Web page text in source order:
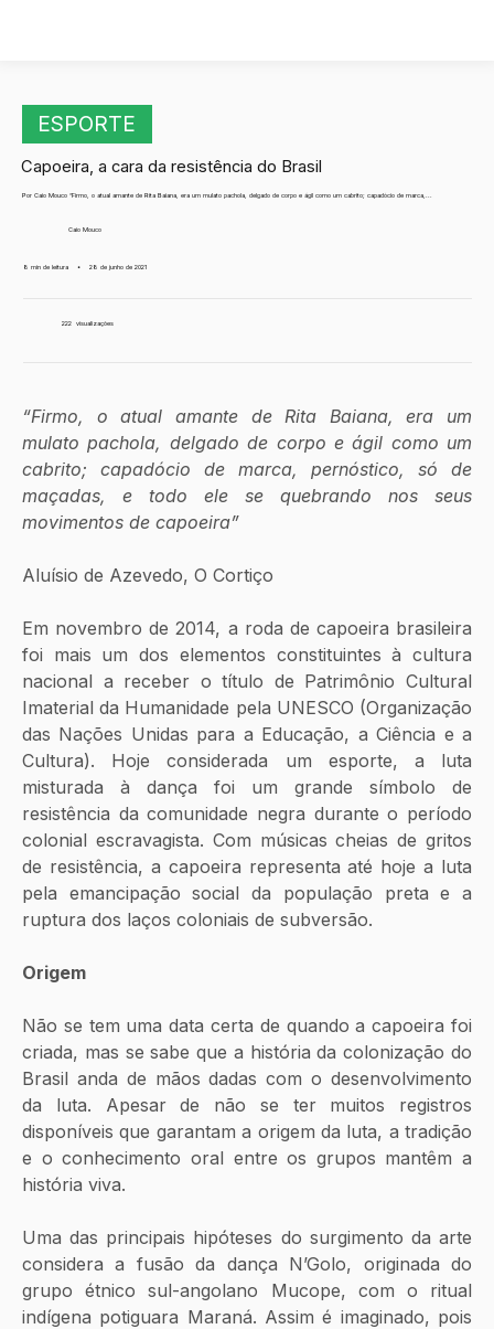
ESPORTE
Capoeira, a cara da resistência do Brasil
Por Caio Mouco “Firmo, o atual amante de Rita Baiana, era um mulato pachola, delgado de corpo e ágil como um cabrito; capadócio de marca,...
Caio Mouco
8 min de leitura • 28 de junho de 2021
222 visualizações
“Firmo, o atual amante de Rita Baiana, era um
mulato pachola, delgado de corpo e ágil como um
cabrito; capadócio de marca, pernóstico, só de
maçadas, e todo ele se quebrando nos seus
movimentos de capoeira”
Aluísio de Azevedo, O Cortiço
Em novembro de 2014, a roda de capoeira brasileira
foi mais um dos elementos constituintes à cultura
nacional a receber o título de Patrimônio Cultural
Imaterial da Humanidade pela UNESCO (Organização
das Nações Unidas para a Educação, a Ciência e a
Cultura). Hoje considerada um esporte, a luta
misturada à dança foi um grande símbolo de
resistência da comunidade negra durante o período
colonial escravagista. Com músicas cheias de gritos
de resistência, a capoeira representa até hoje a luta
pela emancipação social da população preta e a
ruptura dos laços coloniais de subversão.
Origem
Não se tem uma data certa de quando a capoeira foi
criada, mas se sabe que a história da colonização do
Brasil anda de mãos dadas com o desenvolvimento
da luta. Apesar de não se ter muitos registros
disponíveis que garantam a origem da luta, a tradição
e o conhecimento oral entre os grupos mantêm a
história viva.
Uma das principais hipóteses do surgimento da arte
considera a fusão da dança N’Golo, originada do
grupo étnico sul-angolano Mucope, com o ritual
indígena potiguara Maraná. Assim é imaginado, pois